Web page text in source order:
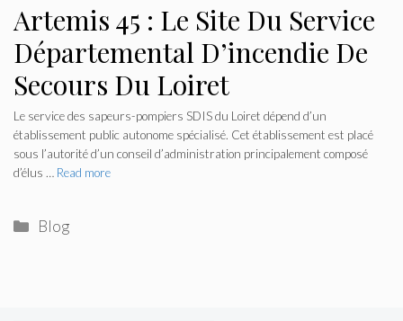
Artemis 45 : Le Site Du Service
Départemental D’incendie De
Secours Du Loiret
Le service des sapeurs-pompiers SDIS du Loiret dépend d’un
établissement public autonome spécialisé. Cet établissement est placé
sous l’autorité d’un conseil d’administration principalement composé
d’élus … Read more
Categories
Blog